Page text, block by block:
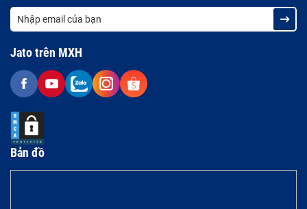
Jato trên MXH
Bản đồ